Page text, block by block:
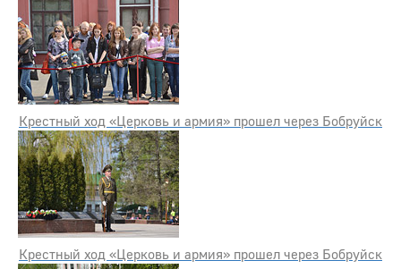
Крестный ход «Церковь и армия» прошел через Бобруйск
Крестный ход «Церковь и армия» прошел через Бобруйск